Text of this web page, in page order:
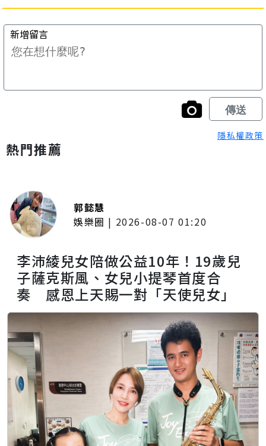
隱私權政策
熱門推薦
郭懿慧
娛樂圈 | 2026-08-07 01:20
李沛綾兒女陪做公益10年！19歲兒
子薩克斯風、女兒小提琴首度合
奏 感恩上天賜一對「天使兒女」